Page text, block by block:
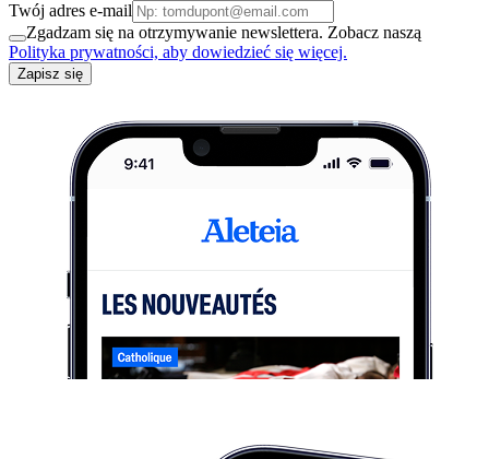
Twój adres e-mail
Zgadzam się na otrzymywanie newslettera. Zobacz naszą
Polityka prywatności, aby dowiedzieć się więcej.
Zapisz się